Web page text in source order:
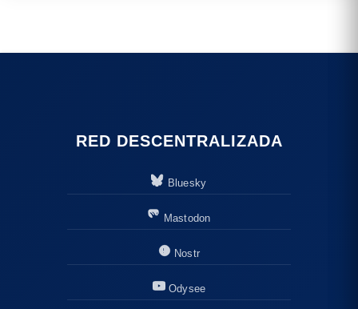
RED DESCENTRALIZADA
Bluesky
Mastodon
Nostr
Odysee